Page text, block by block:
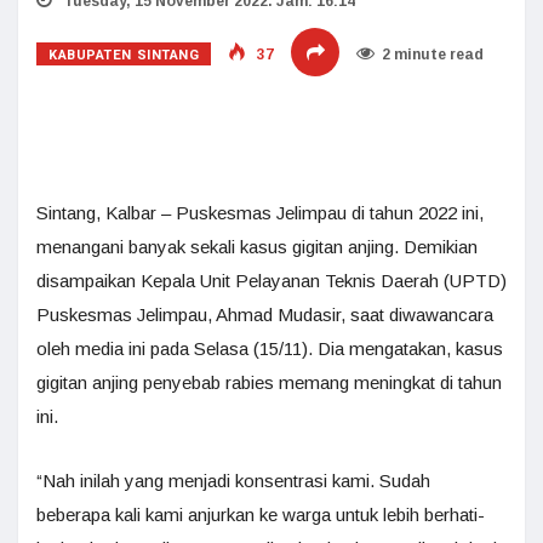
KABUPATEN SINTANG 37 2 minute read
Sintang, Kalbar – Puskesmas Jelimpau di tahun 2022 ini,
menangani banyak sekali kasus gigitan anjing. Demikian
disampaikan Kepala Unit Pelayanan Teknis Daerah (UPTD)
Puskesmas Jelimpau, Ahmad Mudasir, saat diwawancara
oleh media ini pada Selasa (15/11). Dia mengatakan, kasus
gigitan anjing penyebab rabies memang meningkat di tahun
ini.
“Nah inilah yang menjadi konsentrasi kami. Sudah
beberapa kali kami anjurkan ke warga untuk lebih berhati-